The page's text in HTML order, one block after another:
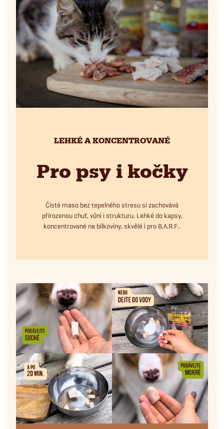
LEHKÉ A KONCENTROVANÉ
Pro psy i kočky
Čisté maso bez tepelného stresu si zachovává
přirozenou chuť, vůni i strukturu. Lehké do kapsy,
koncentrované na bílkoviny, skvělé i pro B.A.R.F..